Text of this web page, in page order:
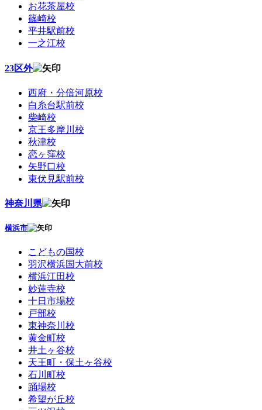
お花茶屋校
篠崎校
平井駅前校
一之江校
23区外
西府・分倍河原校
白糸台駅前校
柴崎校
京王多摩川校
秋津校
恋ヶ窪校
矢野口校
東伏見駅前校
神奈川県
横浜市
こどもの国校
羽沢横浜国大前校
横浜江田校
妙蓮寺校
十日市場校
戸部校
東神奈川校
黄金町校
井土ヶ谷校
天王町・保土ヶ谷校
石川町校
踊場校
希望が丘校